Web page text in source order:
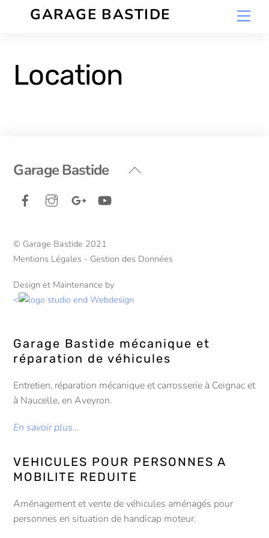
GARAGE BASTIDE
Location
Back
Garage Bastide
FacebookInstagramGoogle+
© Garage Bastide 2021
Mentions Légales - Gestion des Données
Design et Maintenance by
<
Garage Bastide mécanique et
réparation de véhicules
Entretien, réparation mécanique et carrosserie à Ceignac et
à Naucelle, en Aveyron.
En savoir plus…
VEHICULES POUR PERSONNES A
MOBILITE REDUITE
Aménagement et vente de véhicules aménagés pour
personnes en situation de handicap moteur.